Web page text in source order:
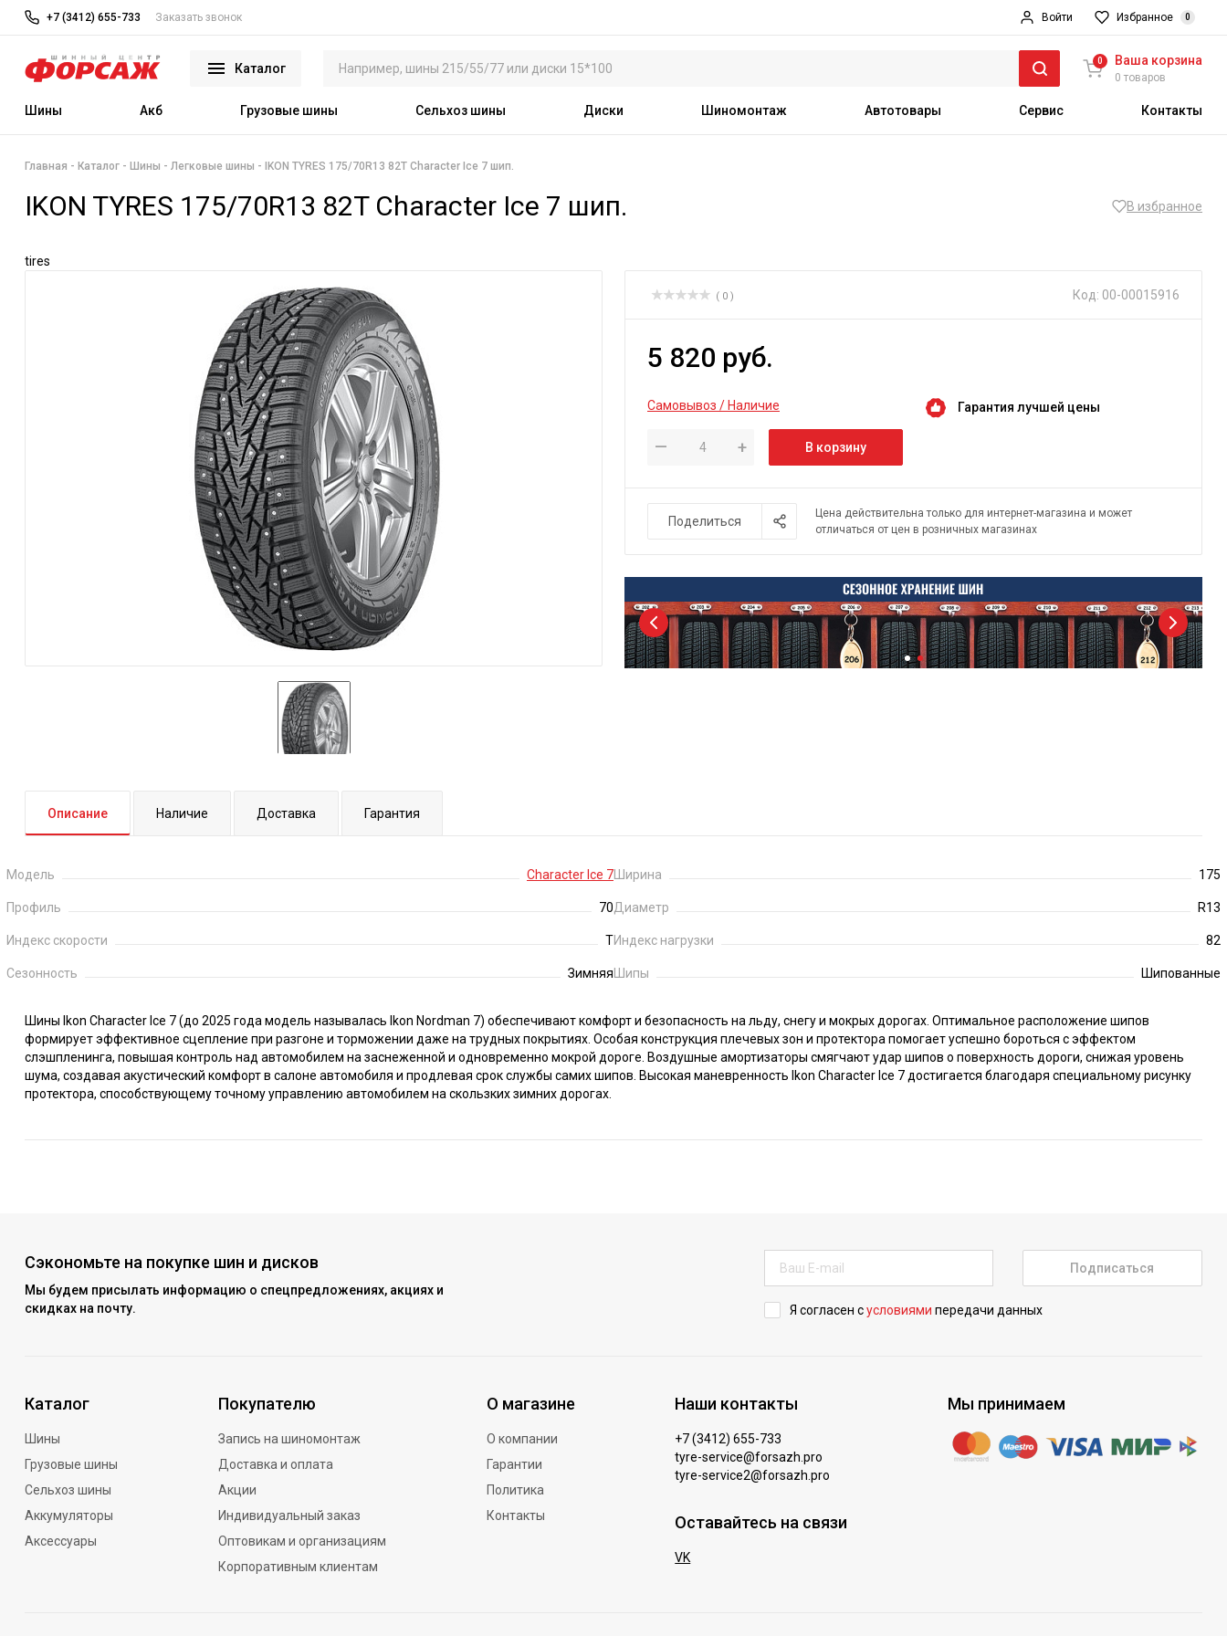
+7 (3412) 655-733 Заказать звонок Войти Избранное 0
Каталог
0 Ваша корзина
0 товаров
Шины Акб Грузовые шины Сельхоз шины Диски Шиномонтаж Автотовары Сервис Контакты
Главная Каталог Шины Легковые шины IKON TYRES 175/70R13 82T Character Ice 7 шип.
IKON TYRES 175/70R13 82T Character Ice 7 шип. В избранное
tires
( 0 ) Код: 00-00015916
5 820 руб.
Самовывоз / Наличие
— + В корзину
Гарантия лучшей цены
Поделиться
Цена действительна только для интернет-магазина и может
отличаться от цен в розничных магазинах
Описание Наличие Доставка Гарантия
Модель Character Ice 7 Ширина 175
Профиль 70Диаметр R13
Индекс скорости TИндекс нагрузки 82
Сезонность Зимняя Шипы Шипованные
Шины Ikon Character Ice 7 (до 2025 года модель называлась Ikon Nordman 7) обеспечивают комфорт и безопасность на льду, снегу и мокрых дорогах. Оптимальное расположение шипов
формирует эффективное сцепление при разгоне и торможении даже на трудных покрытиях. Особая конструкция плечевых зон и протектора помогает успешно бороться с эффектом
слэшпленинга, повышая контроль над автомобилем на заснеженной и одновременно мокрой дороге. Воздушные амортизаторы смягчают удар шипов о поверхность дороги, снижая уровень
шума, создавая акустический комфорт в салоне автомобиля и продлевая срок службы самих шипов. Высокая маневренность Ikon Character Ice 7 достигается благодаря специальному рисунку
протектора, способствующему точному управлению автомобилем на скользких зимних дорогах.
Сэкономьте на покупке шин и дисков
Мы будем присылать информацию о спецпредложениях, акциях и
скидках на почту.
Подписаться
Я согласен сусловиями передачи данных
Каталог
Шины
Грузовые шины
Сельхоз шины
Аккумуляторы
Аксессуары
Покупателю
Запись на шиномонтаж
Доставка и оплата
Акции
Индивидуальный заказ
Оптовикам и организациям
Корпоративным клиентам
О магазине
О компании
Гарантии
Политика
Контакты
Наши контакты
+7 (3412) 655-733
tyre-service@forsazh.pro
tyre-service2@forsazh.pro
Оставайтесь на связи
VK
Мы принимаем